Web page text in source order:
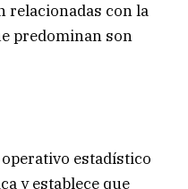
relacionadas con la
predominan son
estadístico
y establece que